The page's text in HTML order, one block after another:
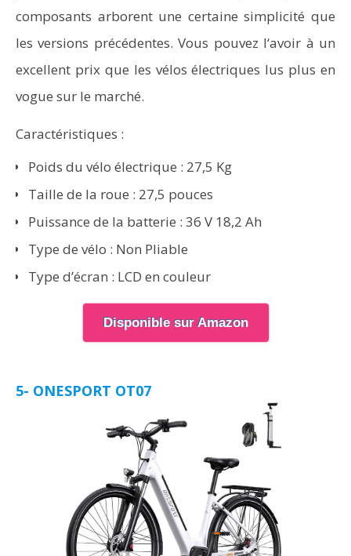
composants arborent une certaine simplicité que
les versions précédentes. Vous pouvez l‘avoir à un
excellent prix que les vélos électriques lus plus en
vogue sur le marché.
Caractéristiques :
Poids du vélo électrique : 27,5 Kg
Taille de la roue : 27,5 pouces
Puissance de la batterie : 36 V 18,2 Ah
Type de vélo : Non Pliable
Type d’écran : LCD en couleur
Disponible sur Amazon
5- ONESPORT OT07